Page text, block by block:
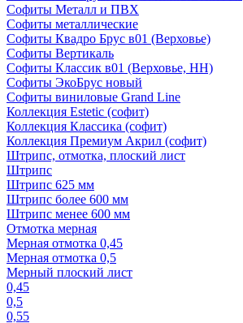
Софиты Металл и ПВХ
Софиты металлические
Софиты Квадро Брус в01 (Верховье)
Софиты Вертикаль
Софиты Классик в01 (Верховье, НН)
Софиты ЭкоБрус новый
Софиты виниловые Grand Line
Коллекция Estetic (софит)
Коллекция Классика (софит)
Коллекция Премиум Акрил (софит)
Штрипс, отмотка, плоский лист
Штрипс
Штрипс 625 мм
Штрипс более 600 мм
Штрипс менее 600 мм
Отмотка мерная
Мерная отмотка 0,45
Мерная отмотка 0,5
Мерный плоский лист
0,45
0,5
0,55